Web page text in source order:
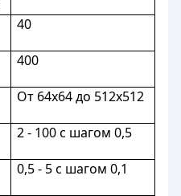
40
400
От 64х64 до 512х512
2 - 100 с шагом 0,5
0,5 - 5 с шагом 0,1